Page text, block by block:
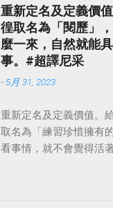
重新定名及定義價
徨取名為「閱歷」
麼一來，自然就能
事。#超譯尼采
- 5月 31, 2023
重新定名及定義價值。
取名為「練習珍惜擁有
看事情，就不會覺得活